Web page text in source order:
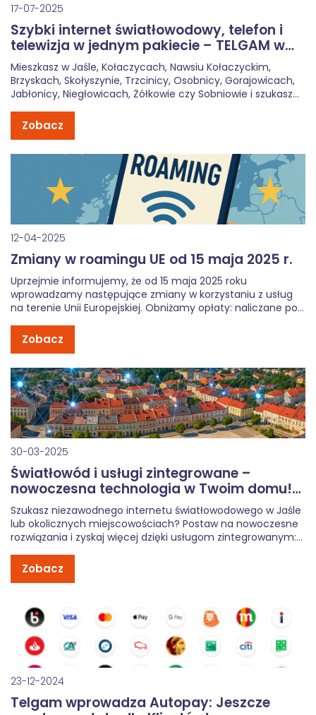
17-07-2025
Szybki internet światłowodowy, telefon i
telewizja w jednym pakiecie – TELGAM w
Jaśle i okolicach
Mieszkasz w Jaśle, Kołaczycach, Nawsiu Kołaczyckim,
Brzyskach, Skołyszynie, Trzcinicy, Osobnicy, Gorajowicach,
Jabłonicy, Niegłowicach, Żółkowie czy Sobniowie i szukasz
telekomunikacyjnych?TELGAM to lokalna firma z
wszystko w jednym, wygodnym pakiecie. […]
Zobacz
12-04-2025
Zmiany w roamingu UE od 15 maja 2025 r.
Uprzejmie informujemy, że od 15 maja 2025 roku
wprowadzamy następujące zmiany w korzystaniu z usług
na terenie Unii Europejskiej. Obniżamy opłaty: naliczane po
Strefie Euro. Nowa cena to 0,00671744 zł za 1 MB (6,88 zł za
Zobacz
30-03-2025
Światłowód i usługi zintegrowane –
nowoczesna technologia w Twoim domu!
Jasło i okolice
Szukasz niezawodnego internetu światłowodowego w Jaśle
lub okolicznych miejscowościach? Postaw na nowoczesne
rozwiązania i zyskaj więcej dzięki usługom zintegrowanym:
monitoring – wszystko w jednym miejscu! Dlaczego warto
Zobacz
23-12-2024
Telgam wprowadza Autopay: Jeszcze